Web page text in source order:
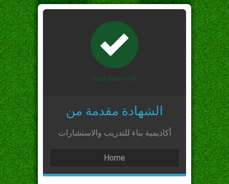
الشهادة مقدمة من
أكاديمية بناء للتدريب والاستشارات
Home